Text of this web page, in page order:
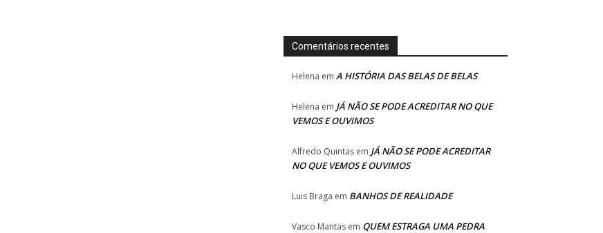
Comentários recentes
Helena em A HISTÓRIA DAS BELAS DE BELAS
Helena em JÁ NÃO SE PODE ACREDITAR NO QUE
VEMOS E OUVIMOS
Alfredo Quintas em JÁ NÃO SE PODE ACREDITAR
NO QUE VEMOS E OUVIMOS
Luis Braga em BANHOS DE REALIDADE
Vasco Mantas em QUEM ESTRAGA UMA PEDRA